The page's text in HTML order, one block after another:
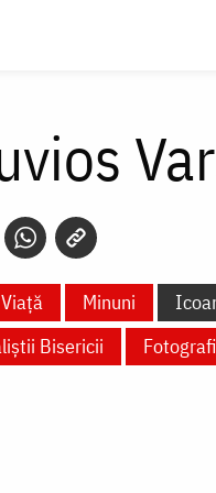
Viață Minuni
Bisericii